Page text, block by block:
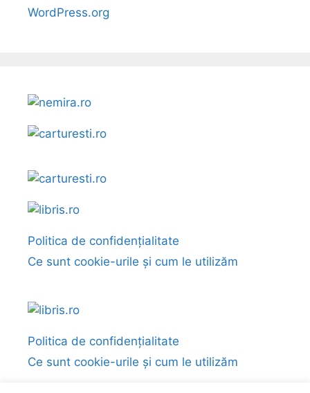
WordPress.org
Politica de confidențialitate
Ce sunt cookie-urile și cum le utilizăm
Politica de confidențialitate
Ce sunt cookie-urile și cum le utilizăm